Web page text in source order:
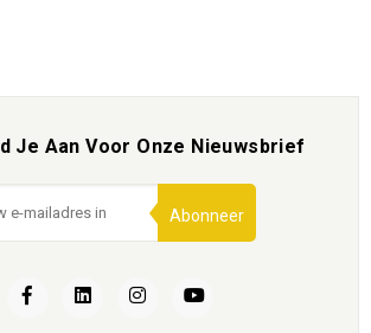
Je Aan Voor Onze Nieuwsbrief
Abonneer